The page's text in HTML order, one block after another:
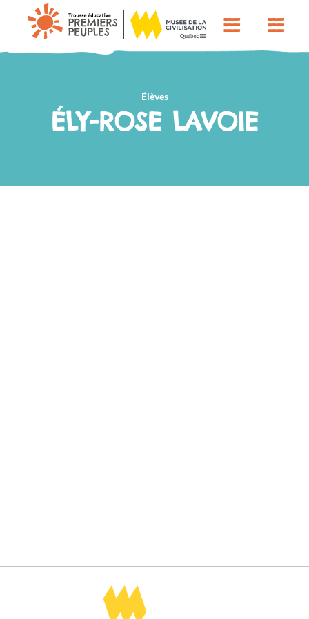
Élèves
ÉLY-ROSE LAVOIE